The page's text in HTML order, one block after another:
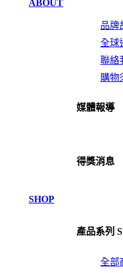
ABOUT
品牌
全球
聯絡
購物
媒體報導
得獎消息
SHOP
產品系列
全部